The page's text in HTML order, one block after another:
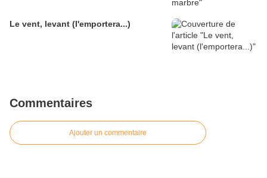
Le vent, levant (l'emportera...)
Commentaires
Ajouter un commentaire